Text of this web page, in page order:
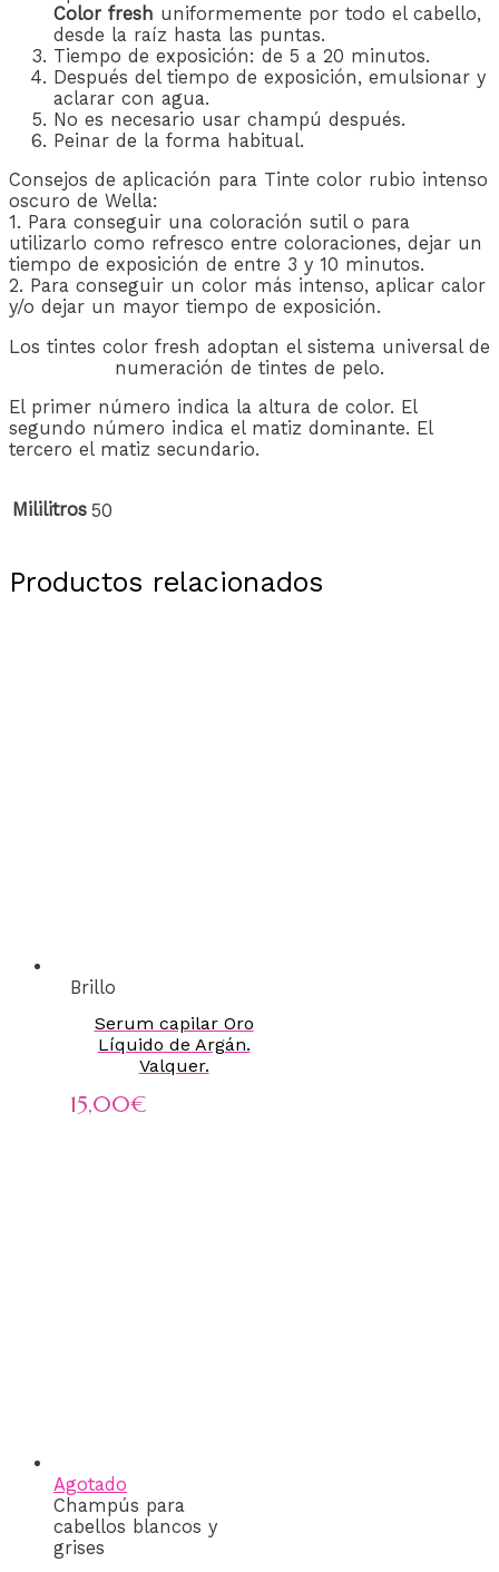
Color fresh uniformemente por todo el cabello,
desde la raíz hasta las puntas.
Tiempo de exposición: de 5 a 20 minutos.
Después del tiempo de exposición, emulsionar y
aclarar con agua.
No es necesario usar champú después.
Peinar de la forma habitual.
Consejos de aplicación para Tinte color rubio intenso
oscuro de Wella:
1. Para conseguir una coloración sutil o para
utilizarlo como refresco entre coloraciones, dejar un
tiempo de exposición de entre 3 y 10 minutos.
2. Para conseguir un color más intenso, aplicar calor
y/o dejar un mayor tiempo de exposición.
Los tintes color fresh adoptan el sistema universal de
numeración de tintes de pelo.
El primer número indica la altura de color. El
segundo número indica el matiz dominante. El
tercero el matiz secundario.
Mililitros 50
Productos relacionados
Brillo
Serum capilar Oro
Líquido de Argán.
Valquer.
15,00€
Agotado
Champús para
cabellos blancos y
grises